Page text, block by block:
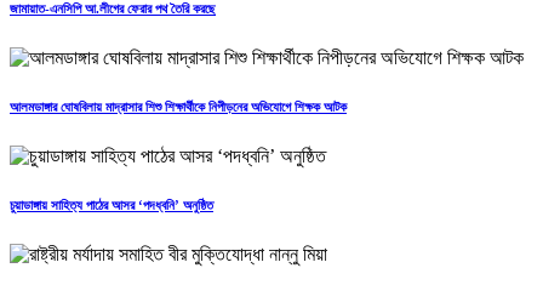
জামায়াত-এনসিপি আ.লীগের ফেরার পথ তৈরি করছে
আলমডাঙ্গার ঘোষবিলায় মাদ্রাসার শিশু শিক্ষার্থীকে নিপীড়নের অভিযোগে শিক্ষক আটক
চুয়াডাঙ্গায় সাহিত্য পাঠের আসর ‘পদধ্বনি’ অনুষ্ঠিত